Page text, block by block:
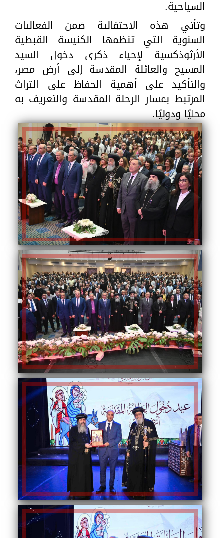
السياحية.
وتأتي هذه الاحتفالية ضمن الفعاليات
السنوية التي تنظمها الكنيسة القبطية
الأرثوذكسية لإحياء ذكرى دخول السيد
المسيح والعائلة المقدسة إلى أرض مصر،
والتأكيد على أهمية الحفاظ على التراث
المرتبط بمسار الرحلة المقدسة والتعريف به
محليًا ودوليًا.